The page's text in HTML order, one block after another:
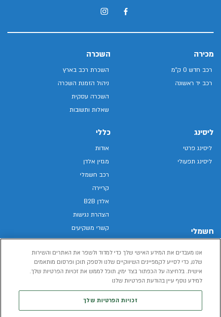
מכירה
רכב חדש 0 ק"מ
רכב יד ראשונה
השכרה
השכרת רכב בארץ
ניהול הזמנת השכרה
השכרה עסקית
שאלות ותשובות
ליסינג
ליסינג פרטי
ליסינג תפעולי
חשמלי
רכב חשמלי
הכל על רכב חשמלי
כללי
אודות
מגזין אלדן
רכב חשמלי
קריירה
אלדן B2B
הצהרת נגישות
קשרי משקיעים
מפת האתר
מדיניות פרטיות
תנאי שימוש
אנו מעבדים את המידע האישי שלך כדי למדוד ולשפר את האתרים והשירות
שלנו, כדי לסייע לקמפיינים השיווקיים שלנו ולספק תוכן ופרסום מותאמים
אישית. בלחיצה על הכפתור בצד ימין, תוכל לממש את זכויות הפרטיות שלך.
למידע נוסף עיין בהודעת הפרטיות שלנו
זכויות הפרטיות שלך